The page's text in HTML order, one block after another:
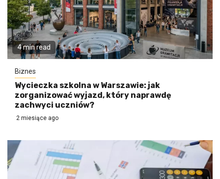
4 min read
Biznes
Wycieczka szkolna w Warszawie: jak
zorganizować wyjazd, który naprawdę
zachwyci uczniów?
2 miesiące ago